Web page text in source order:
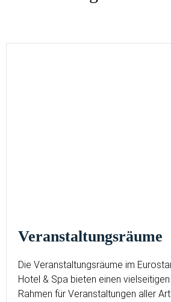
Veranstaltungsräume
Die Veranstaltungsräume im
Hotel & Spa bieten einen
Rahmen für Veranstaltungen aller